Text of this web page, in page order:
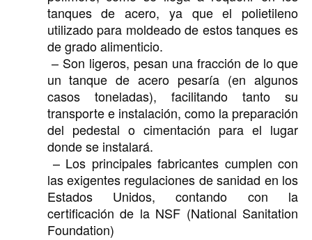
tanques de acero, ya que el polietileno
utilizado para moldeado de estos tanques es
de grado alimenticio.
– Son ligeros, pesan una fracción de lo que
un tanque de acero pesaría (en algunos
casos toneladas), facilitando tanto su
transporte e instalación, como la preparación
del pedestal o cimentación para el lugar
donde se instalará.
– Los principales fabricantes cumplen con
las exigentes regulaciones de sanidad en los
Estados Unidos, contando con la
certificación de la NSF (National Sanitation
Foundation)